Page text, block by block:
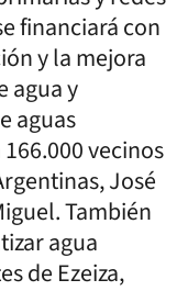
financiará con
y la mejora
agua y
aguas
vecinos
José
También
agua
de Ezeiza,